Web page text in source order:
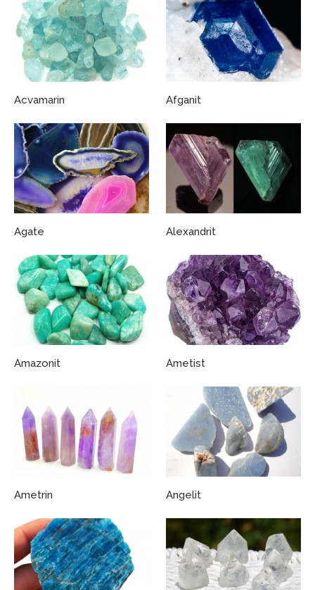
Acvamarin Afganit
Agate Alexandrit
Amazonit Ametist
Ametrin Angelit